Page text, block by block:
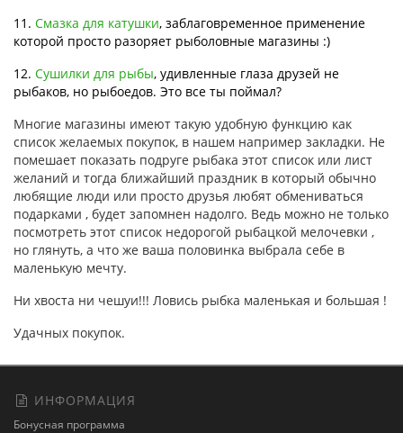
11. Смазка для катушки, заблаговременное применение
которой просто разоряет рыболовные магазины :)
12. Сушилки для рыбы, удивленные глаза друзей не
рыбаков, но рыбоедов. Это все ты поймал?
Многие магазины имеют такую удобную функцию как
список желаемых покупок, в нашем например закладки. Не
помешает показать подруге рыбака этот список или лист
желаний и тогда ближайший праздник в который обычно
любящие люди или просто друзья любят обмениваться
подарками , будет запомнен надолго. Ведь можно не только
посмотреть этот список недорогой рыбацкой мелочевки ,
но глянуть, а что же ваша половинка выбрала себе в
маленькую мечту.
Ни хвоста ни чешуи!!! Ловись рыбка маленькая и большая !
Удачных покупок.
ИНФОРМАЦИЯ
Бонусная программа